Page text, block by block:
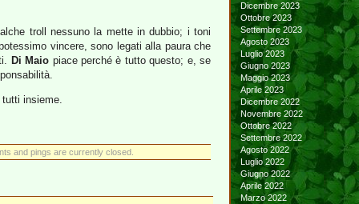
troll nessuno la mette in dubbio; i toni
vincere, sono legati alla paura che
Di Maio piace perché è tutto questo; e, se
insieme.
and pings are currently closed.
Dicembre 2023
Ottobre 2023
Settembre 2023
Agosto 2023
Luglio 2023
Giugno 2023
Maggio 2023
Aprile 2023
Dicembre 2022
Novembre 2022
Ottobre 2022
Settembre 2022
Agosto 2022
Luglio 2022
Giugno 2022
Aprile 2022
Marzo 2022